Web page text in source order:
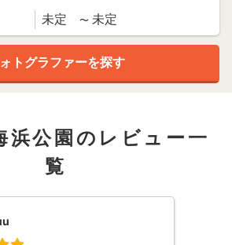
浜公園のレビュー一
覧